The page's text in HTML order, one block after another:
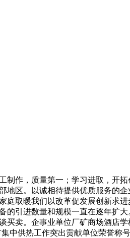
作，质量第一；学习进取，开
区。以诚相待提供优质服务的
取暖我们以改革促发展创新求
引进数量和规模一直在逐年扩
卖。企事业单位厂矿商场酒店
中供热工作突出贡献单位荣誉称